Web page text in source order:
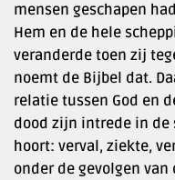
mensen geschapen
Hem en de hele
veranderde toen zij
noemt de Bijbel dat.
relatie tussen God en
dood zijn intrede in de
hoort: verval, ziekte,
onder de gevolgen